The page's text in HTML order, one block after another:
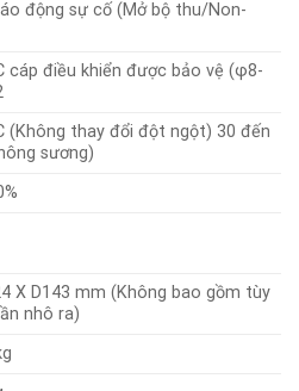
động sự cố (Mở bộ thu/Non-
cáp điều khiển được bảo vệ (φ8-
(Không thay đổi đột ngột) 30 đến
sương)
X D143 mm (Không bao gồm tùy
nhô ra)